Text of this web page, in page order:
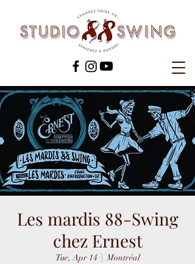
Les mardis 88-Swing
chez Ernest
Tue, Apr 14
  |
Montréal